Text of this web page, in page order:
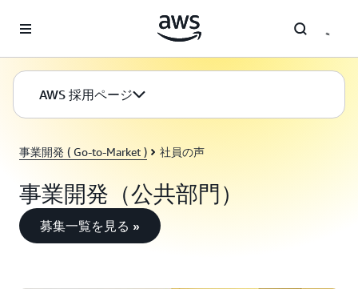
事業開発 ( Go-to-Market ) 社員の声
事業開発（公共部門）
募集一覧を見る »
AWS 採用ページ